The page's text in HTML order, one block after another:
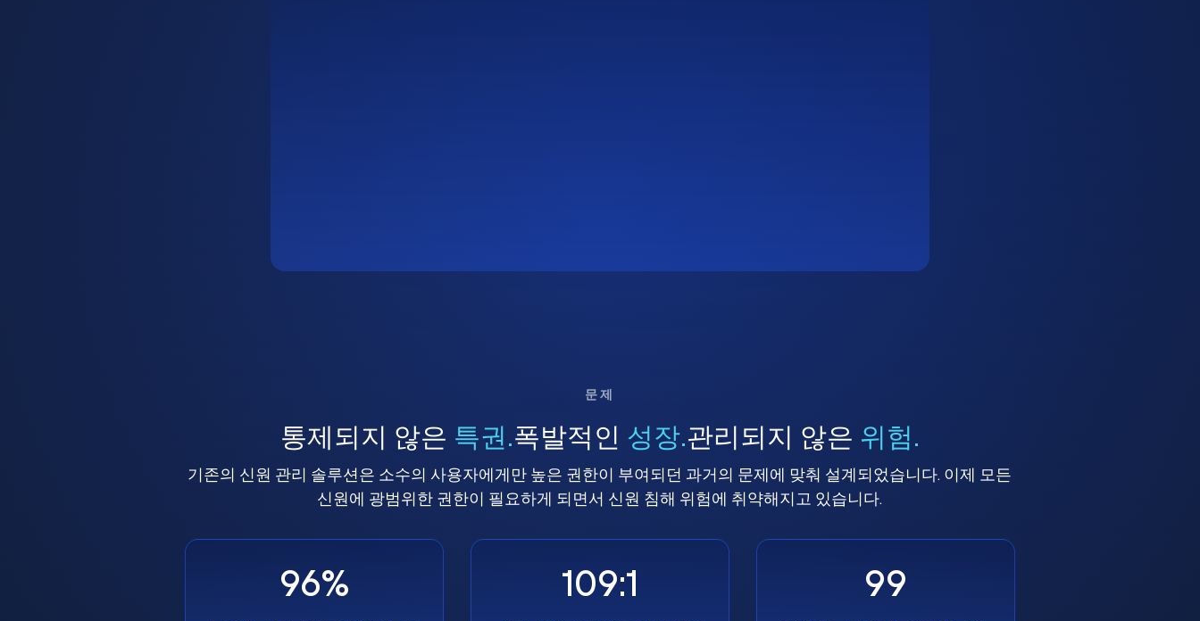
문제
통제되지 않은 특권.폭발적인 성장.관리되지 않은 위험.
기존의 신원 관리 솔루션은 소수의 사용자에게만 높은 권한이 부여되던 과거의 문제에 맞춰 설계되었습니다. 이제 모든
신원에 광범위한 권한이 필요하게 되면서 신원 침해 위험에 취약해지고 있습니다.
96% 109:1 99